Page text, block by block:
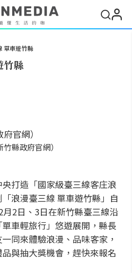
單車遊竹縣
竹縣
縣政府官網）
打造「國家級臺三線客庄浪
浪漫臺三線 單車遊竹縣」自
2日、3日在新竹縣臺三線沿
車輕旅行」悠遊展開，縣長
同來體驗浪漫、品味客家，
與抽大獎機會，趕快來報名